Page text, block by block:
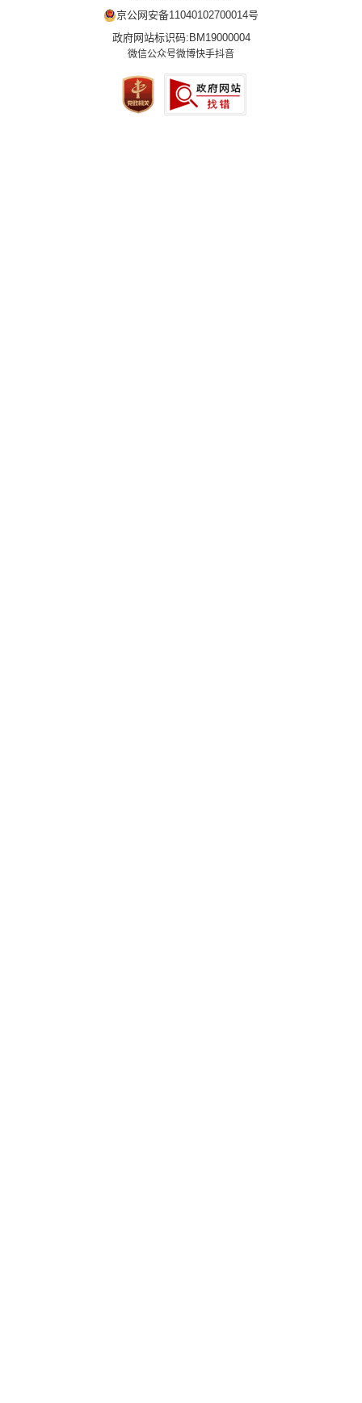
京公网安备11040102700014号
政府网站标识码:BM19000004
微信公众号微博快手抖音